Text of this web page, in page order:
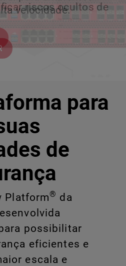
velocidade.
riscos ocultos de
EDR
para
de
Platform® da
possibilitar
eficientes e
escala e